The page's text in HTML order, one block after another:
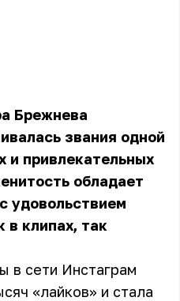
Брежнева
звания одной
и привлекательных
обладает
удовольствием
в клипах, так
в сети Инстаграм
«лайков» и стала